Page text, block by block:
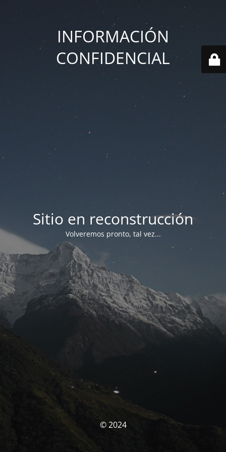
INFORMACIÓN
CONFIDENCIAL
Sitio en reconstrucción
Volveremos pronto, tal vez...
© 2024